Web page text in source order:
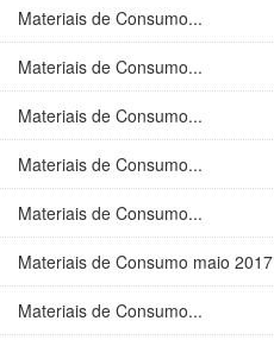
Materiais de Consumo...
Materiais de Consumo...
Materiais de Consumo...
Materiais de Consumo...
Materiais de Consumo...
Materiais de Consumo maio 2017
Materiais de Consumo...